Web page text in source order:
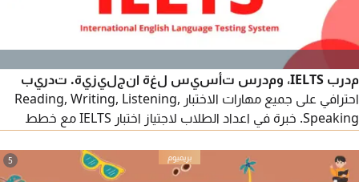
مدرب IELTS، ومدرس تأسيس لغة انجليزية. تدريب
احترافي على جميع مهارات الاختبار Reading, Writing, Listening,
Speaking. خبرة في اعداد الطلاب لاجتياز اختبار IELTS مع خطط
طلابي درجات أعلى من الدرجة المستهدفة. تجهيز الأشخاص لاجتياز
مقابلات العمل باللغة الانجليزية. متاح للحصص الحضورية في أبوظبي
5